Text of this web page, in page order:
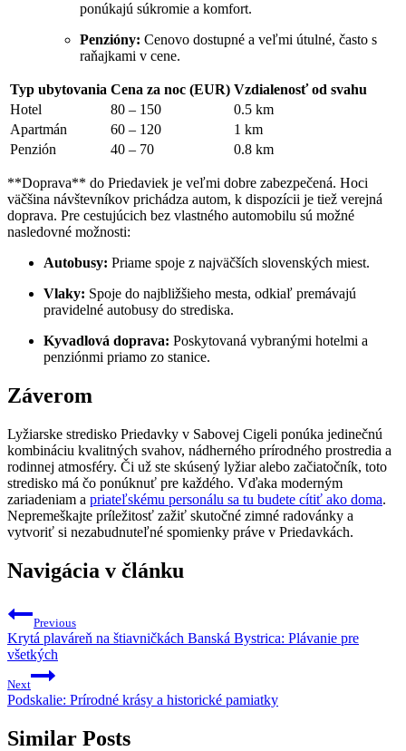
ponúkajú súkromie a komfort.
Penzióny: Cenovo dostupné a veľmi útulné, často s
raňajkami v cene.
Typ ubytovania Cena za noc (EUR) Vzdialenosť od svahu
Hotel
80 – 150
0.5 km
Apartmán
60 – 120
1 km
Penzión
40 – 70 0.8 km
**Doprava** do Priedaviek je veľmi dobre zabezpečená. Hoci
väčšina návštevníkov prichádza autom, k dispozícii je tiež verejná
doprava. Pre cestujúcich bez vlastného automobilu sú možné
nasledovné možnosti:
Autobusy: Priame spoje z najväčších slovenských miest.
Vlaky: Spoje do najbližšieho mesta, odkiaľ premávajú
pravidelné autobusy do strediska.
Kyvadlová doprava: Poskytovaná vybranými hotelmi a
penziónmi priamo zo stanice.
Záverom
Lyžiarske stredisko Priedavky v Sabovej Cigeli ponúka jedinečnú
kombináciu kvalitných svahov, nádherného prírodného prostredia a
rodinnej atmosféry. Či už ste skúsený lyžiar alebo začiatočník, toto
stredisko má čo ponúknuť pre každého. Vďaka moderným
zariadeniam a priateľskému personálu sa tu budete cítiť ako doma.
Nepremeškajte príležitosť zažiť skutočné zimné radovánky a
vytvoriť si nezabudnuteľné spomienky práve v Priedavkách.
Navigácia v článku
Previous
Krytá plaváreň na štiavničkách Banská Bystrica: Plávanie pre
všetkých
Next
Podskalie: Prírodné krásy a historické pamiatky
Similar Posts